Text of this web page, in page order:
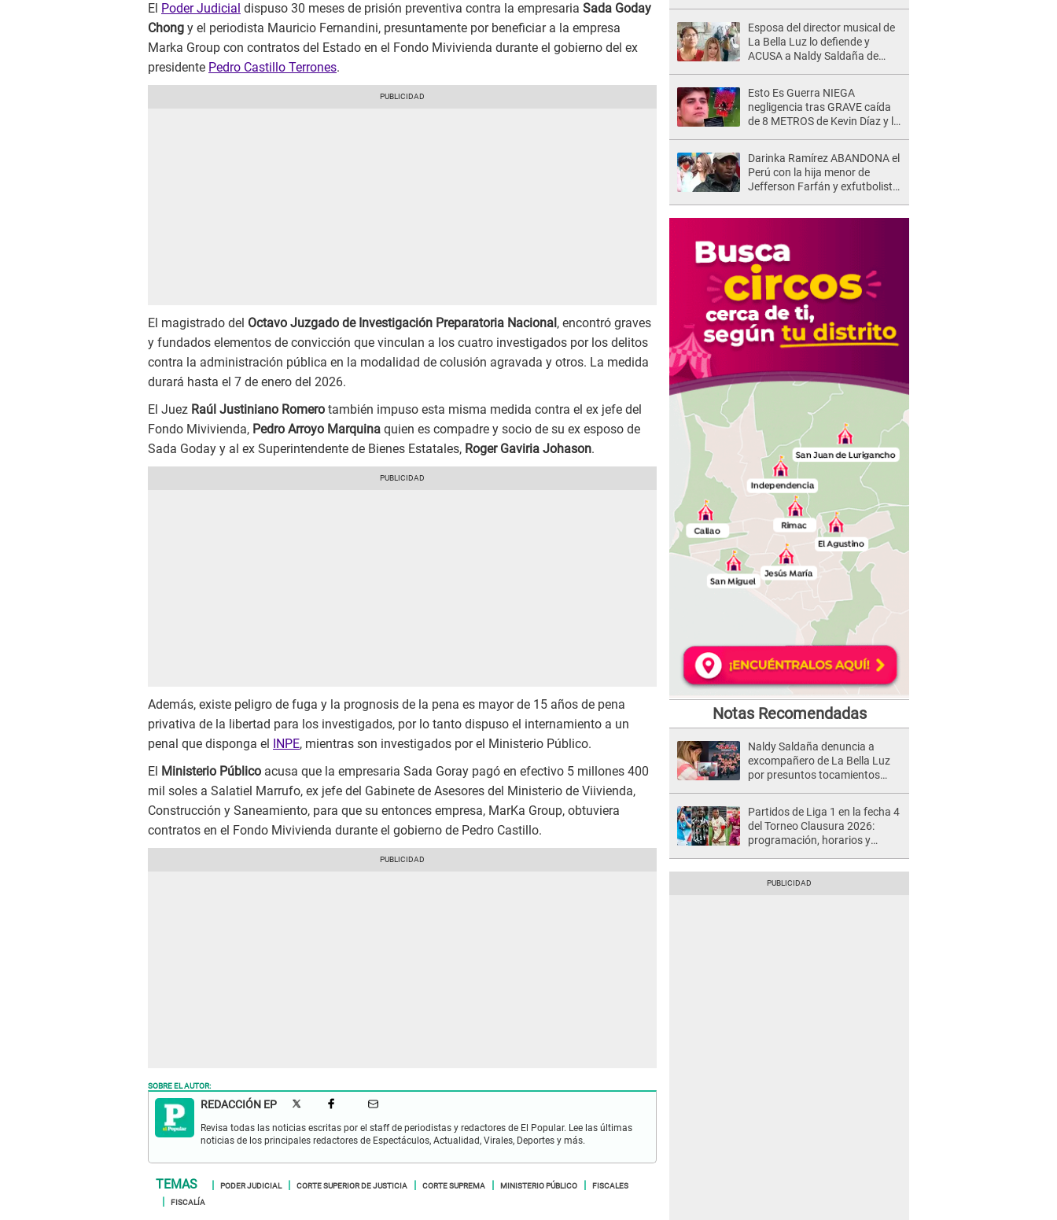
El Poder Judicial dispuso 30 meses de prisión preventiva contra la empresaria Sada Goday
Chong y el periodista Mauricio Fernandini, presuntamente por beneficiar a la empresa
Marka Group con contratos del Estado en el Fondo Mivivienda durante el gobierno del ex
presidente Pedro Castillo Terrones.
El magistrado del Octavo Juzgado de Investigación Preparatoria Nacional , encontró graves
y fundados elementos de convicción que vinculan a los cuatro investigados por los delitos
contra la administración pública en la modalidad de colusión agravada y otros. La medida
durará hasta el 7 de enero del 2026.
El Juez Raúl Justiniano Romero también impuso esta misma medida contra el ex jefe del
Fondo Mivivienda, Pedro Arroyo Marquina quien es compadre y socio de su ex esposo de
Sada Goday y al ex Superintendente de Bienes Estatales, Roger Gaviria Johason.
Además, existe peligro de fuga y la prognosis de la pena es mayor de 15 años de pena
privativa de la libertad para los investigados, por lo tanto dispuso el internamiento a un
penal que disponga el
INPE, mientras son investigados por el Ministerio Público.
El Ministerio Público acusa que la empresaria Sada Goray pagó en efectivo 5 millones 400
mil soles a Salatiel Marrufo, ex jefe del Gabinete de Asesores del Ministerio de Viivienda,
Construcción y Saneamiento, para que su entonces empresa, MarKa Group, obtuviera
contratos en el Fondo Mivivienda durante el gobierno de Pedro Castillo.
SOBRE EL AUTOR:
REDACCIÓN EP
Revisa todas las noticias escritas por el staff de periodistas y redactores de El Popular. Lee las últimas
noticias de los principales redactores de Espectáculos, Actualidad, Virales, Deportes y más.
PODER JUDICIAL CORTE SUPERIOR DE JUSTICIA CORTE SUPREMA MINISTERIO PÚBLICO
FISCALES
FISCALÍA
Esposa del director musical de
La Bella Luz lo defiende y
ACUSA a Naldy Saldaña de
Esto Es Guerra NIEGA
negligencia tras GRAVE caída
de 8 METROS de Kevin Díaz y lo
Darinka Ramírez ABANDONA el
Perú con la hija menor de
Jefferson Farfán y exfutbolista
Notas Recomendadas
Naldy Saldaña denuncia a
excompañero de La Bella Luz
por presuntos tocamientos
Partidos de Liga 1 en la fecha 4
del Torneo Clausura 2026:
programación, horarios y